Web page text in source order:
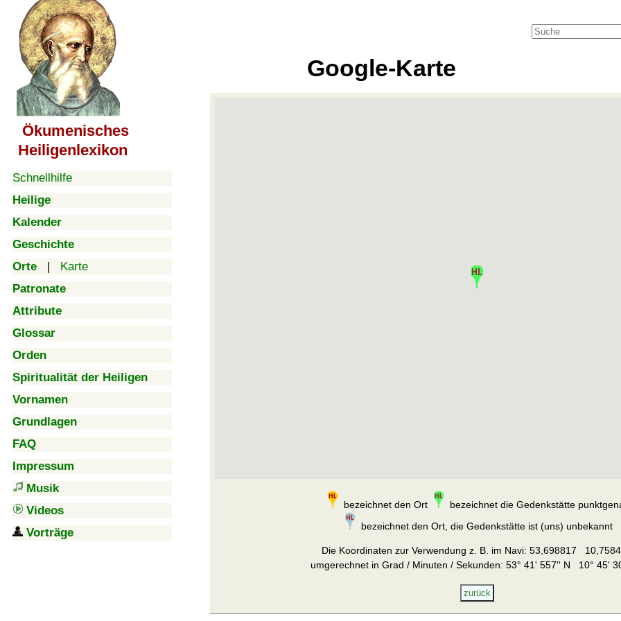
Ökumenisches
Heiligenlexikon
Schnellhilfe
Heilige
Kalender
Geschichte
Orte | Karte
Patronate
Attribute
Glossar
Orden
Spiritualität der Heiligen
Vornamen
Grundlagen
FAQ
Impressum
Musik
Videos
Vorträge
Google-Karte
bezeichnet den Ort
bezeichnet die Gedenkstätte
bezeichnet den Ort, die Gedenkstätte ist (uns) unbekannt
Die Koordinaten zur Verwendung z. B. im Navi: 53,698817
umgerechnet in Grad / Minuten / Sekunden: 53° 41' 557'' N 10° 45'